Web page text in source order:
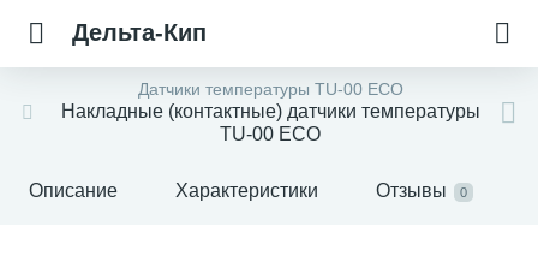
Дельта-Кип
Датчики температуры TU-00 ECO
Накладные (контактные) датчики температуры
TU-00 ECO
Описание Характеристики Отзывы 0